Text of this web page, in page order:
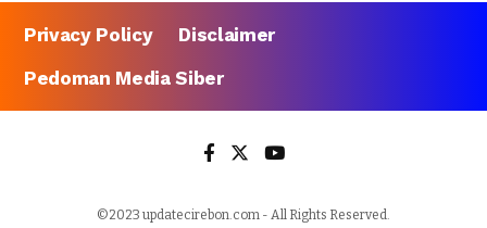
Privacy Policy
Disclaimer
Pedoman Media Siber
©2023 updatecirebon.com - All Rights Reserved.